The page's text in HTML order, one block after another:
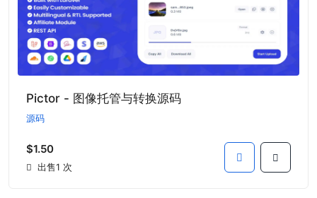
Pictor - 图像托管与转换源码
源码
$1.50
出售1 次